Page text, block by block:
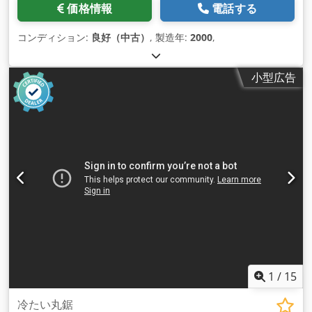
価格情報 電話する
コンディション: 良好（中古） , 製造年: 2000,
小型広告
1 / 15
冷たい丸鋸